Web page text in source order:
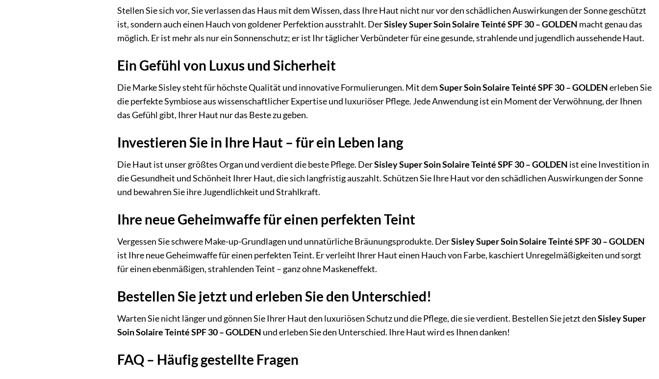
Stellen Sie sich vor, Sie verlassen das Haus mit dem Wissen, dass Ihre Haut nicht nur vor den schädlichen Auswirkungen der Sonne geschützt
ist, sondern auch einen Hauch von goldener Perfektion ausstrahlt. DerSisley Super Soin Solaire Teinté SPF 30 – GOLDEN macht genau das
möglich. Er ist mehr als nur ein Sonnenschutz; er ist Ihr täglicher Verbündeter für eine gesunde, strahlende und jugendlich aussehende Haut.
Ein Gefühl von Luxus und Sicherheit
Die Marke Sisley steht für höchste Qualität und innovative Formulierungen. Mit demSuper Soin Solaire Teinté SPF 30 – GOLDENerleben Sie
die perfekte Symbiose aus wissenschaftlicher Expertise und luxuriöser Pflege. Jede Anwendung ist ein Moment der Verwöhnung, der Ihnen
das Gefühl gibt, Ihrer Haut nur das Beste zu geben.
Investieren Sie in Ihre Haut – für ein Leben lang
Die Haut ist unser größtes Organ und verdient die beste Pflege. DerSisley Super Soin Solaire Teinté SPF 30 – GOLDEN ist eine Investition in
die Gesundheit und Schönheit Ihrer Haut, die sich langfristig auszahlt. Schützen Sie Ihre Haut vor den schädlichen Auswirkungen der Sonne
und bewahren Sie ihre Jugendlichkeit und Strahlkraft.
Ihre neue Geheimwaffe für einen perfekten Teint
Vergessen Sie schwere Make-up-Grundlagen und unnatürliche Bräunungsprodukte. DerSisley Super Soin Solaire Teinté SPF 30 – GOLDEN
ist Ihre neue Geheimwaffe für einen perfekten Teint. Er verleiht Ihrer Haut einen Hauch von Farbe, kaschiert Unregelmäßigkeiten und sorgt
für einen ebenmäßigen, strahlenden Teint – ganz ohne Maskeneffekt.
Bestellen Sie jetzt und erleben Sie den Unterschied!
Warten Sie nicht länger und gönnen Sie Ihrer Haut den luxuriösen Schutz und die Pflege, die sie verdient. Bestellen Sie jetzt denSisley Super
Soin Solaire Teinté SPF 30 – GOLDEN und erleben Sie den Unterschied. Ihre Haut wird es Ihnen danken!
FAQ – Häufig gestellte Fragen